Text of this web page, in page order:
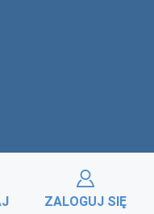
ZALOGUJ SIĘ